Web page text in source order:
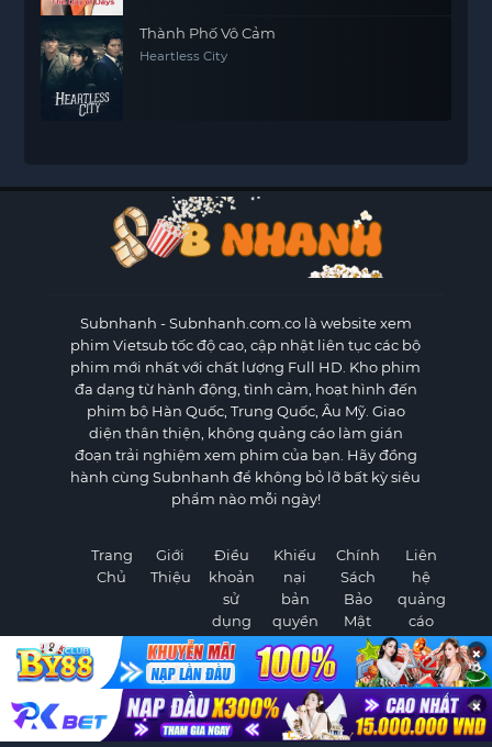
Thành Phố Vô Cảm
Heartless City
Subnhanh - Subnhanh.com.co là website xem
phim Vietsub tốc độ cao, cập nhật liên tục các bộ
phim mới nhất với chất lượng Full HD. Kho phim
đa dạng từ hành động, tình cảm, hoạt hình đến
phim bộ Hàn Quốc, Trung Quốc, Âu Mỹ. Giao
diện thân thiện, không quảng cáo làm gián
đoạn trải nghiệm xem phim của bạn. Hãy đồng
hành cùng Subnhanh để không bỏ lỡ bất kỳ siêu
phẩm nào mỗi ngày!
Trang
Chủ
Giới
Thiệu
Điều
khoản
sử
dụng
Khiếu
nại
bản
quyền
Chính
Sách
Bảo
Mật
Liên
hệ
quảng
cáo
2026 Subnhanh.com.co
×
×